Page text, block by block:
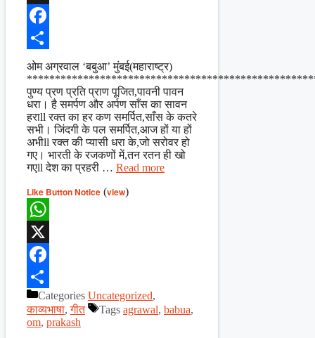
X
Facebook
Share
ओम अग्रवाल ‘बबुआ’ मुंबई(महाराष्ट्र)
पुण्य प्रण प्रति प्राण पूजित,पावनी पावन
धरा। है समर्पण और अर्पण साँस का सावन
हराll रक्त का हर कण समर्पित,साँस के कतरे
सभी। जिंदगी के पल समर्पित,आज हों या हों
अभीll रक्त की प्यासी धरा के,जो सरोवर हो
गए। भारती के रजकणों में,तन रतन ही खो
गएll देश का प्रहरी … Read more
Like Button Notice (view)
WhatsApp
X
Facebook
ShareCategories Uncategorized,
काव्यभाषा,गीत Tags agrawal, babua,
om, prakash